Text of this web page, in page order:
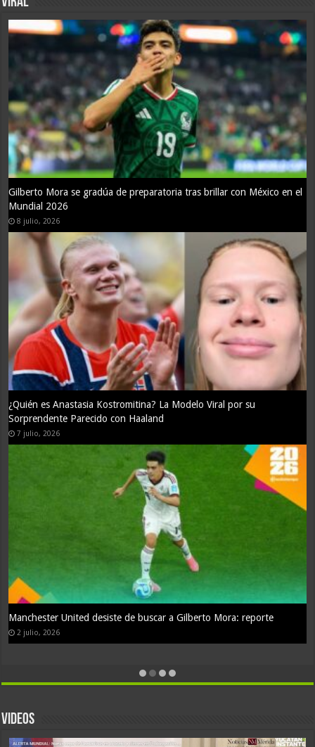
México se despedirá de su afición en casa si elimina a Inglaterra en el
Mundial 2026
1 julio, 2026
¿Qué pasa si México gana a Ecuador? Este sería su rival en Octavos
de Final
30 junio, 2026
Hay Prórroga para Registrar Línea Celular: Nueva Fecha Según tu
Número de Teléfono
25 junio, 2026
VIDEOS